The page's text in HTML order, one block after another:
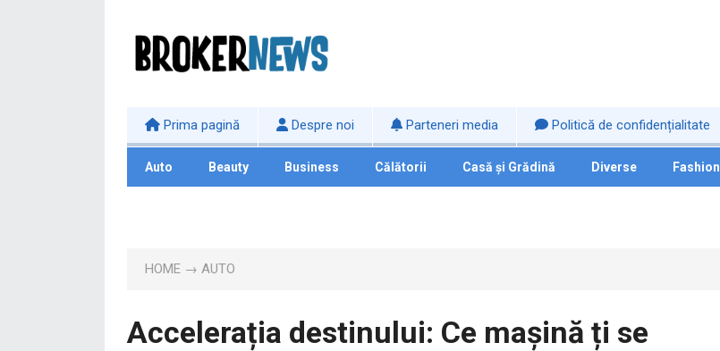
Prima pagină Despre noi Parteneri media Politică de confidențialitate
Auto Beauty Business Călătorii Casă și Grădină Diverse Fashion
HOME → AUTO
Accelerația destinului: Ce mașină ți se